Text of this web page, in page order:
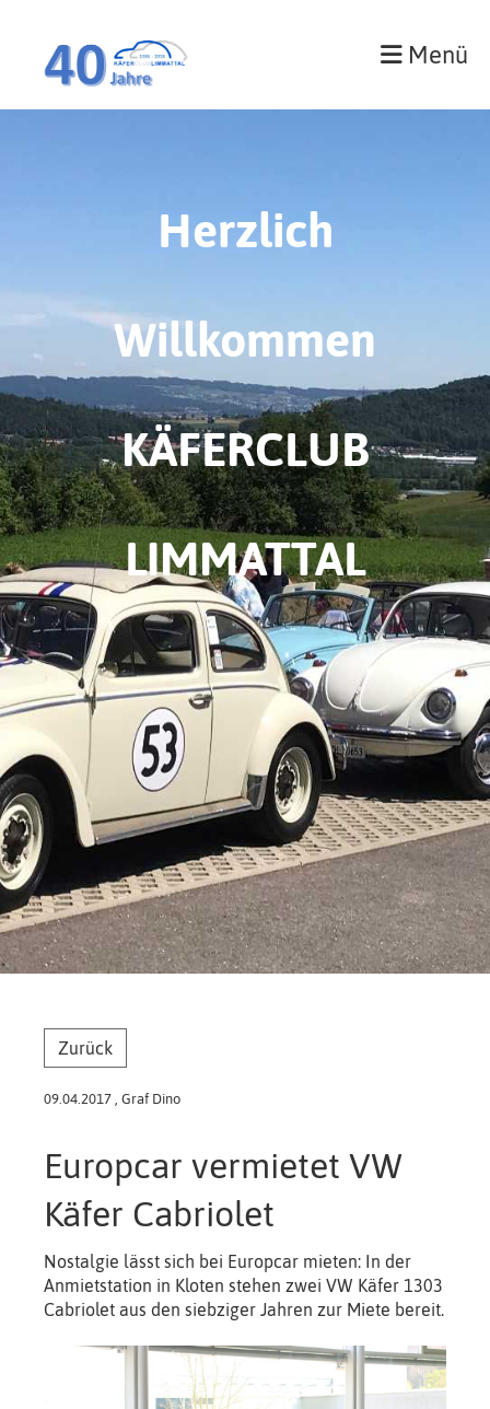
Menü
Herzlich
Willkommen
KÄFERCLUB
LIMMATTAL
Zurück
09.04.2017 , Graf Dino
Europcar vermietet VW
Käfer Cabriolet
Nostalgie lässt sich bei Europcar mieten: In der
Anmietstation in Kloten stehen zwei VW Käfer 1303
Cabriolet aus den siebziger Jahren zur Miete bereit.